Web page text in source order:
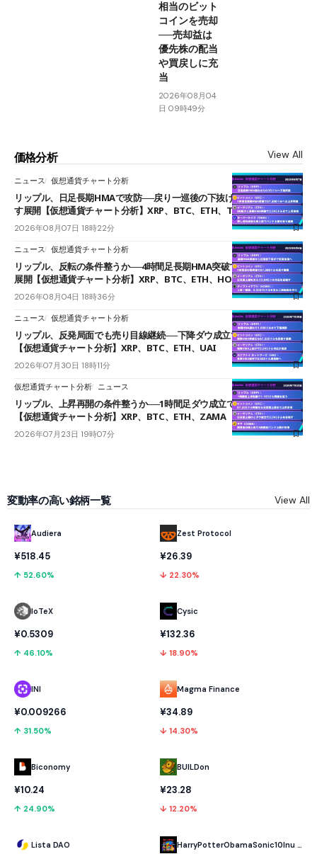
相当のビット
コインを売却
──売却益は
優先株の配当
や買戻しに充
当
2026年08月04
日 09時49分
価格分析 View All
ニュース 仮想通貨チャート分析
リップル、日足長期HMAで攻防──戻り一巡後の下抜けで0.95ドルを試
す展開【仮想通貨チャート分析】XRP、BTC、ETH、TAKE
2026年08月07日 18時22分
ニュース 仮想通貨チャート分析
リップル、反転の条件整うか──4時間足長期HMA突破で雲下端を目指す
展開【仮想通貨チャート分析】XRP、BTC、ETH、HOME
2026年08月04日 18時36分
ニュース 仮想通貨チャート分析
リップル、反発局面でも売り目線継続──下降ダウ成立で下値追う展開
【仮想通貨チャート分析】XRP、BTC、ETH、UAI
2026年07月30日 18時11分
仮想通貨チャート分析 ニュース
リップル、上昇再開の条件整うか──1時間足ダウ成立で1.185ドルを狙う
【仮想通貨チャート分析】XRP、BTC、ETH、ZAMA
2026年07月23日 19時07分
変動率の高い銘柄一覧 View All
Audiera
¥518.45
↑ 52.60%
IoTeX
¥0.5309
↑ 46.10%
INI
¥0.009266
↑ 31.50%
Biconomy
¥10.24
↑ 24.90%
Lista DAO
Zest Protocol
¥26.39
↓ 22.30%
Cysic
¥132.36
↓ 18.90%
Magma Finance
¥34.89
↓ 14.30%
BUILDon
¥23.28
↓ 12.20%
HarryPotterObamaSonic10Inu (ETH)